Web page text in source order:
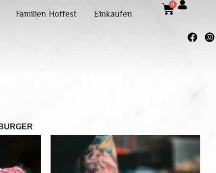
Familien Hoffest Einkaufen
0
BURGER